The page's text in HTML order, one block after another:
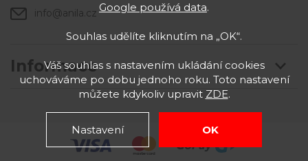
Informace
info@anila.cz Google používá data.
Souhlas udělíte kliknutím na „OK“.
Váš souhlas s nastavením ukládání cookies
uchováváme po dobu jednoho roku. Toto nastavení
můžete kdykoliv upravit ZDE.
Nastavení OK